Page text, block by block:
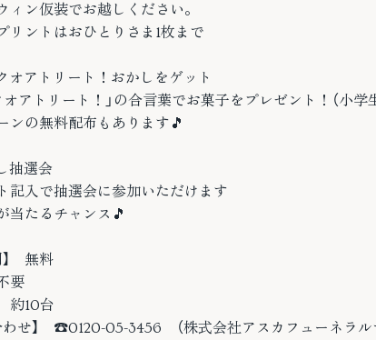
ィン仮装でお越しください。
リントはおひとりさま1枚まで
オアトリート！おかしをゲット
オアトリート！」の合言葉でお菓子をプレゼント！（小学
ンの無料配布もあります🎵
抽選会
記入で抽選会に参加いただけます
当たるチャンス🎵
】 無料
要
約10台
わせ】 ☎0120-05-3456 （株式会社アスカフューネラル